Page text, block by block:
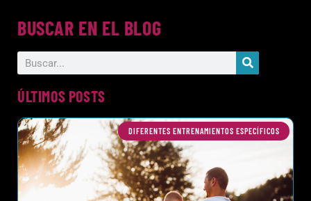
BUSCAR EN EL BLOG
ÚLTIMOS POSTS
DIFERENTES ENTRENAMIENTOS ESPECÍFICOS